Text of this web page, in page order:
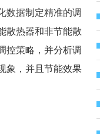
数据制定精准的调
散热器和非节能散
控策略，并分析调
象，并且节能效果